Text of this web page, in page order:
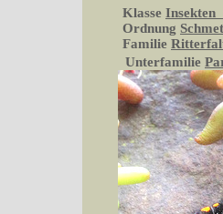
Klasse Insekten
Ordnung
Familie
Unterfamilie